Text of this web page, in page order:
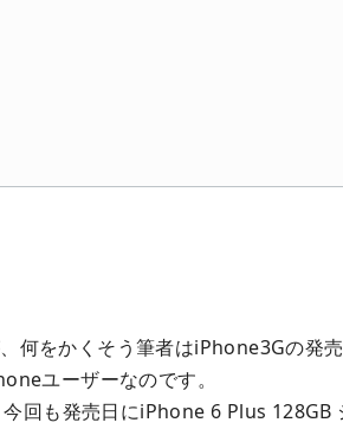
何をかくそう筆者はiPhone3Gの発
ユーザーなのです。
回も発売日にiPhone 6 Plus 128GB